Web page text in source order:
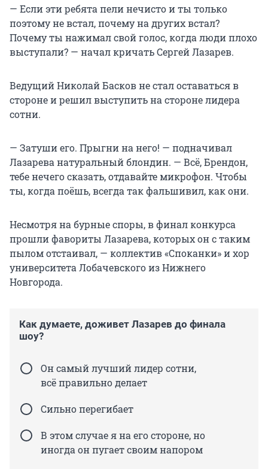
— Если эти ребята пели нечисто и ты только
поэтому не встал, почему на других встал?
Почему ты нажимал свой голос, когда люди плохо
выступали? — начал кричать Сергей Лазарев.
Ведущий Николай Басков не стал оставаться в
стороне и решил выступить на стороне лидера
сотни.
— Затуши его. Прыгни на него! — подначивал
Лазарева натуральный блондин. — Всё, Брендон,
тебе нечего сказать, отдавайте микрофон. Чтобы
ты, когда поёшь, всегда так фальшивил, как они.
Несмотря на бурные споры, в финал конкурса
прошли фавориты Лазарева, которых он с таким
пылом отстаивал, — коллектив «Споканки» и хор
университета Лобачевского из Нижнего
Новгорода.
Как думаете, доживет Лазарев до финала
шоу?
Он самый лучший лидер сотни,
всё правильно делает
Сильно перегибает
В этом случае я на его стороне, но
иногда он пугает своим напором